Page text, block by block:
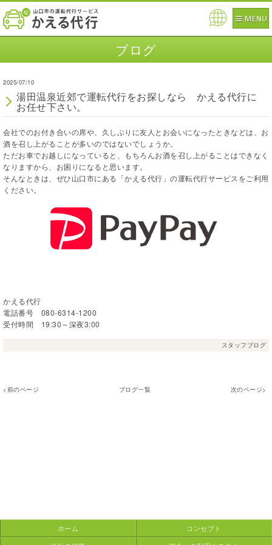
ブログ
2025/07/10
湯田温泉近郊で運転代行をお探しなら かえる代行に
お任せ下さい。
会社でのお付き合いの席や、久しぶりに友人とお会いになったときなどは、お
酒を召し上がることが多いのではないでしょうか。
ただお車でお越しになっていると、もちろんお酒を召し上がることはできなく
なりますから、お困りになると思います。
そんなときは、ぜひ山口市にある「かえる代行」の運転代行サービスをご利用
ください。
かえる代行
電話番号 080-6314-1200
受付時間 19:30～深夜3:00
スタッフブログ
<前のページ ブログ一覧 次のページ>
ホーム
コンセプト